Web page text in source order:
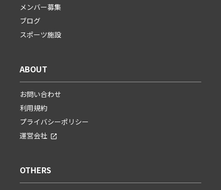
メンバー募集
ブログ
スポーツ施設
ABOUT
お問い合わせ
利用規約
プライバシーポリシー
運営会社
OTHERS